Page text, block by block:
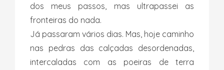
dos meus passos, mas ultrapassei as
fronteiras do nada.
Já passaram vários dias. Mas, hoje caminho
nas pedras das calçadas desordenadas,
intercaladas com as poeiras de terra